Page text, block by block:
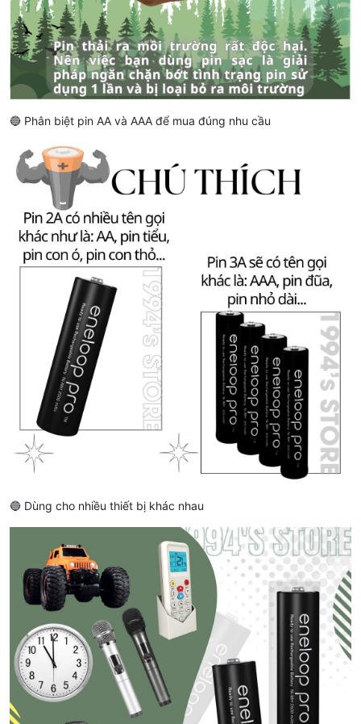
🔵 Phân biệt pin AA và AAA để mua đúng nhu cầu
🔵 Dùng cho nhiều thiết bị khác nhau